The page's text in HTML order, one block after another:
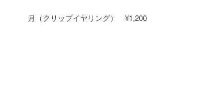
月（クリップイヤリング） ¥1,200